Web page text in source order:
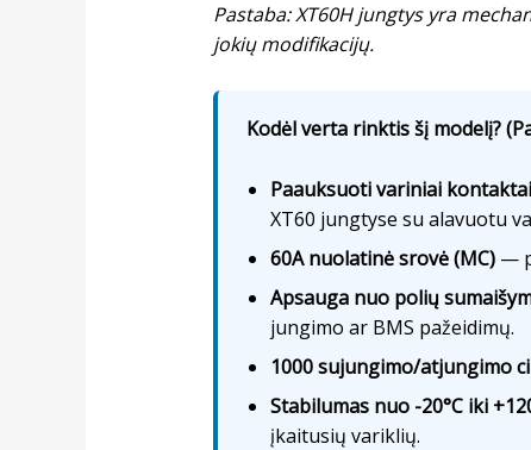
Pastaba: XT60H jungtys yra
jokių modifikacijų.
Kodėl verta rinktis šį modelį?
Paauksuoti variniai kontaktai
XT60 jungtyse su alavuotu
60A nuolatinė srovė (MC)—
Apsauga nuo polių
jungimo ar BMS pažeidimų.
1000 sujungimo/atjungimo
Stabilumas nuo -20°C iki
įkaitusių variklių.